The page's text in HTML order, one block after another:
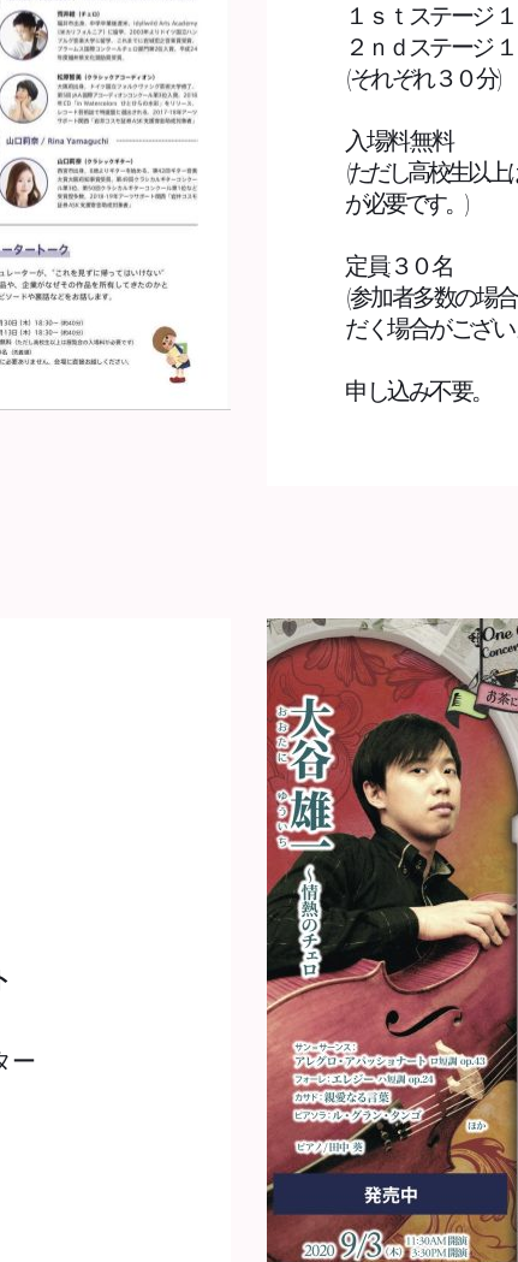
１ｓｔステージ
２ｎｄステージ
(それぞれ３０分)
入場料:無料
(ただし高校生以
が必要です。)
定員:３０名
(参加者多数の場
だく場合がござ
申し込み不要。
ー